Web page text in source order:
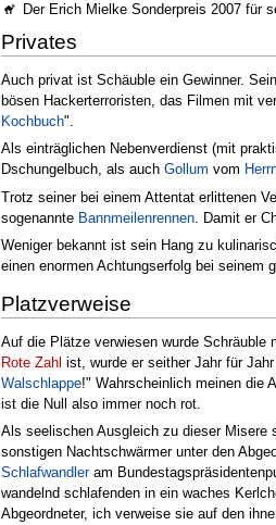
Der Erich Mielke Sonderpreis 2007 für
Privates
Auch privat ist Schäuble ein Gewinner.
bösen Hackerterroristen, das Filmen mit
Kochbuch".
Als einträglichen Nebenverdienst (mit
Dschungelbuch, als auch Gollum vom
Trotz seiner bei einem Attentat erlittenen
sogenannte Bannmeilenrennen . Damit er
Weniger bekannt ist sein Hang zu
einen enormen Achtungserfolg bei seinem
Platzverweise
Auf die Plätze verwiesen wurde Schräuble
Rote Zahl ist, wurde er seither Jahr für
Walschlappe!" Wahrscheinlich meinen die
ist die Null also immer noch rot.
Als seelischen Ausgleich zu dieser Misere
sonstigen Nachtschwärmer unter den
Schlafwandleram
wandelnd schlafenden in ein waches
Abgeordneter, ich verweise sie auf den